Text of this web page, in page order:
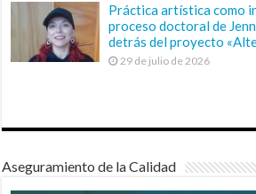
Práctica artística como
proceso doctoral de
detrás del proyecto
29 de julio de 2026
Aseguramiento de la Calidad